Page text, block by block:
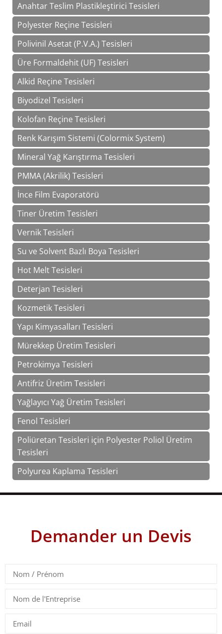
Anahtar Teslim Plastikleştirici Tesisleri
Polyester Reçine Tesisleri
Polivinil Asetat (P.V.A.) Tesisleri
Üre Formaldehit (UF) Tesisleri
Alkid Reçine Tesisleri
Biyodizel Tesisleri
Kolofan Reçine Tesisleri
Renk Karışım Sistemi (Colormix System)
Mineral Yağ Karıştırma Tesisleri
PMMA (Akrilik) Tesisleri
İnce Film Evaporatörü
Tiner Üretim Tesisleri
Vernik Tesisleri
Su ve Solvent Bazlı Boya Tesisleri
Hot Melt Tesisleri
Deterjan Tesisleri
Kozmetik Tesisleri
Yapı Kimyasalları Tesisleri
Mürekkep Üretim Tesisleri
Petrokimya Tesisleri
Antifriz Üretim Tesisleri
Yağlayıcı Yağ Üretim Tesisleri
Fenol Tesisleri
Poliüretan Tesisleri için Polyester Poliol Üretim
Tesisleri
Polyurea Kaplama Tesisleri
Demander un Devis